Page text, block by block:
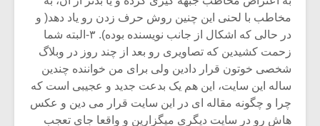
مخاطب با لحنی این چنین روش حرف زدن رو یاد دهد( و
در حالی که اشکال از جانب نویسنده بوده). ۳-البته شما
زحمت کشیدین که تصاویری رو بعد از چند روز در وبلاگ
شخصی خوتون قرار دادین ولی برای من خواننده چندین
ساله این سایت، این هم یک بدعت جدید و عجیبی است که
چرا و چگونه مقاله ای در این سایت قرار می دین و عکس
هاش رو در سایت دیگری میگزارین و واقعا جای تعجب